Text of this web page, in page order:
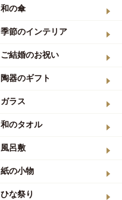
和の傘
季節のインテリア
ご結婚のお祝い
陶器のギフト
ガラス
和のタオル
風呂敷
紙の小物
ひな祭り